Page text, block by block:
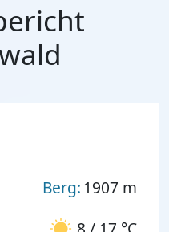
Berg: 1907 m